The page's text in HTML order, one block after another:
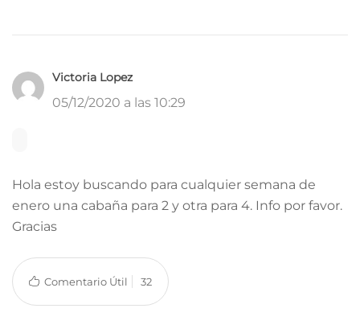
Victoria Lopez
05/12/2020 a las 10:29
Hola estoy buscando para cualquier semana de
enero una cabaña para 2 y otra para 4. Info por favor.
Gracias
Comentario Útil 32